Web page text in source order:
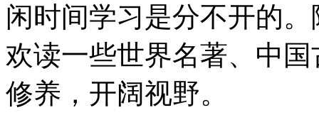
闲时间学习是分不开的
欢读一些世界名著、中
修养，开阔视野。